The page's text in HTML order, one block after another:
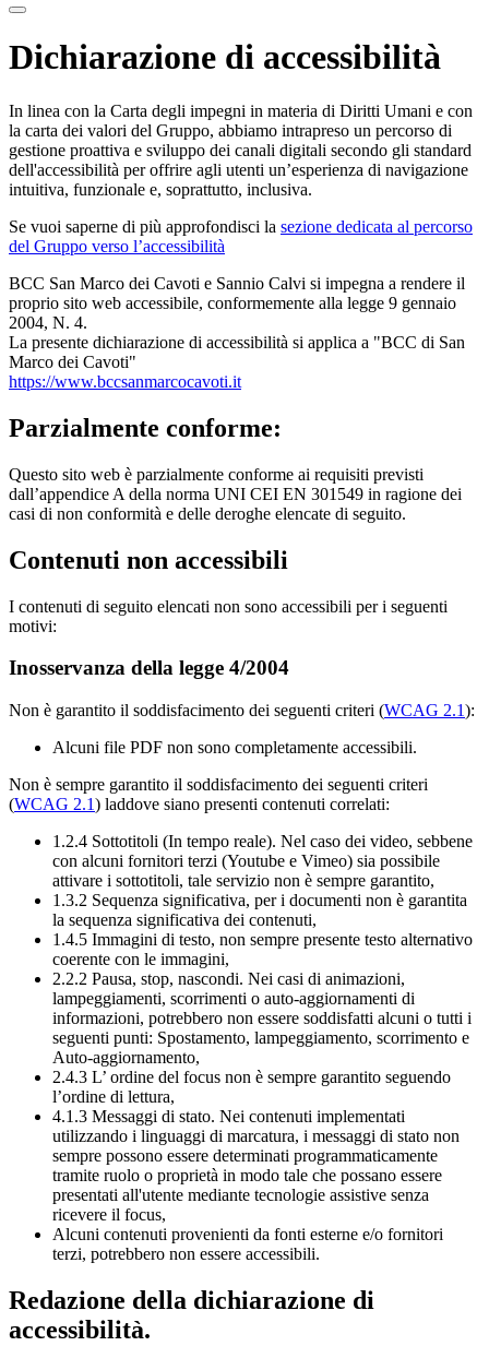
Dichiarazione di accessibilità
In linea con la Carta degli impegni in materia di Diritti Umani e con
la carta dei valori del Gruppo, abbiamo intrapreso un percorso di
gestione proattiva e sviluppo dei canali digitali secondo gli standard
dell'accessibilità per offrire agli utenti un’esperienza di navigazione
intuitiva, funzionale e, soprattutto, inclusiva.
Se vuoi saperne di più approfondisci la sezione dedicata al percorso
del Gruppo verso l’accessibilità
BCC San Marco dei Cavoti e Sannio Calvi si impegna a rendere il
proprio sito web accessibile, conformemente alla legge 9 gennaio
2004, N. 4.
La presente dichiarazione di accessibilità si applica a "BCC di San
Marco dei Cavoti"
https://www.bccsanmarcocavoti.it
Parzialmente conforme:
Questo sito web è parzialmente conforme ai requisiti previsti
dall’appendice A della norma UNI CEI EN 301549 in ragione dei
casi di non conformità e delle deroghe elencate di seguito.
Contenuti non accessibili
I contenuti di seguito elencati non sono accessibili per i seguenti
motivi:
Inosservanza della legge 4/2004
Non è garantito il soddisfacimento dei seguenti criteri (WCAG 2.1):
Alcuni file PDF non sono completamente accessibili.
Non è sempre garantito il soddisfacimento dei seguenti criteri
(WCAG 2.1) laddove siano presenti contenuti correlati:
1.2.4 Sottotitoli (In tempo reale). Nel caso dei video, sebbene
con alcuni fornitori terzi (Youtube e Vimeo) sia possibile
attivare i sottotitoli, tale servizio non è sempre garantito,
1.3.2 Sequenza significativa, per i documenti non è garantita
la sequenza significativa dei contenuti,
1.4.5 Immagini di testo, non sempre presente testo alternativo
coerente con le immagini,
2.2.2 Pausa, stop, nascondi. Nei casi di animazioni,
lampeggiamenti, scorrimenti o auto-aggiornamenti di
informazioni, potrebbero non essere soddisfatti alcuni o tutti i
seguenti punti: Spostamento, lampeggiamento, scorrimento e
Auto-aggiornamento,
2.4.3 L’ ordine del focus non è sempre garantito seguendo
l’ordine di lettura,
4.1.3 Messaggi di stato. Nei contenuti implementati
utilizzando i linguaggi di marcatura, i messaggi di stato non
sempre possono essere determinati programmaticamente
tramite ruolo o proprietà in modo tale che possano essere
presentati all'utente mediante tecnologie assistive senza
ricevere il focus,
Alcuni contenuti provenienti da fonti esterne e/o fornitori
terzi, potrebbero non essere accessibili.
Redazione della dichiarazione di
accessibilità.